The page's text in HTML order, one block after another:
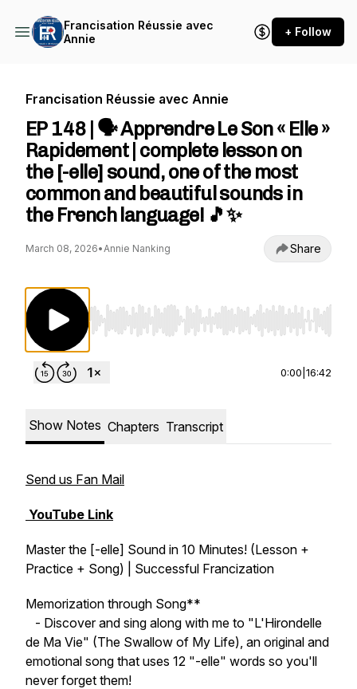
Francisation Réussie avec
Annie
+ Follow
Francisation Réussie avec Annie
EP 148 | 🗣️ Apprendre Le Son « Elle »
Rapidement | complete lesson on
the [-elle] sound, one of the most
common and beautiful sounds in
the French language! 🎵✨
March 08, 2026•Annie Nanking Share
Use Left/Right to seek, Home/End to jump
0:00 16:42
Show Notes Chapters Transcript
Send us Fan Mail
YouTube Link
Master the [-elle] Sound in 10 Minutes! (Lesson +
Practice + Song) | Successful Francization
Memorization through Song**
- Discover and sing along with me to "L'Hirondelle
de Ma Vie" (The Swallow of My Life), an original and
emotional song that uses 12 "-elle" words so you'll
never forget them!